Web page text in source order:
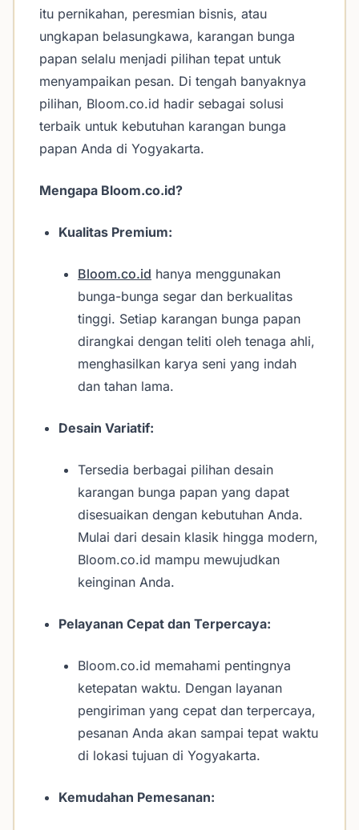
itu pernikahan, peresmian bisnis, atau
ungkapan belasungkawa, karangan bunga
papan selalu menjadi pilihan tepat untuk
menyampaikan pesan. Di tengah banyaknya
pilihan, Bloom.co.id hadir sebagai solusi
terbaik untuk kebutuhan karangan bunga
papan Anda di Yogyakarta.
Mengapa Bloom.co.id?
Kualitas Premium:
Bloom.co.id hanya menggunakan
bunga-bunga segar dan berkualitas
tinggi. Setiap karangan bunga papan
dirangkai dengan teliti oleh tenaga ahli,
menghasilkan karya seni yang indah
dan tahan lama.
Desain Variatif:
Tersedia berbagai pilihan desain
karangan bunga papan yang dapat
disesuaikan dengan kebutuhan Anda.
Mulai dari desain klasik hingga modern,
Bloom.co.id mampu mewujudkan
keinginan Anda.
Pelayanan Cepat dan Terpercaya:
Bloom.co.id memahami pentingnya
ketepatan waktu. Dengan layanan
pengiriman yang cepat dan terpercaya,
pesanan Anda akan sampai tepat waktu
di lokasi tujuan di Yogyakarta.
Kemudahan Pemesanan: